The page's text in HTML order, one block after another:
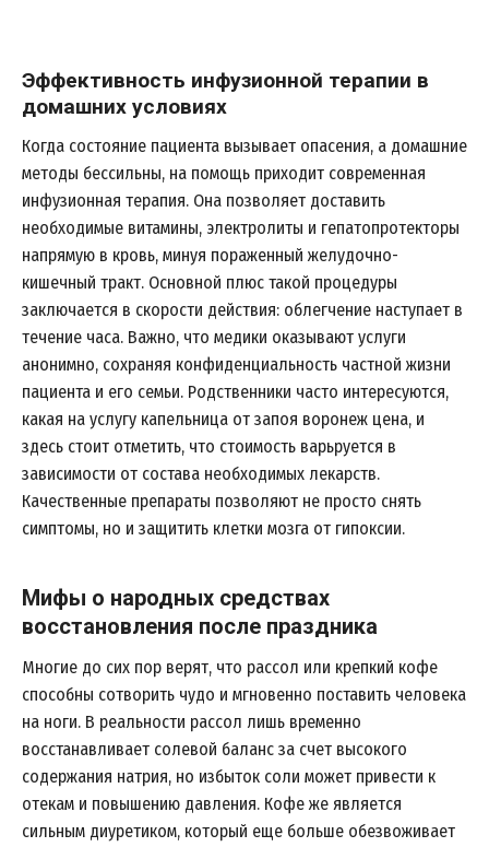
Эффективность инфузионной терапии в
домашних условиях
Когда состояние пациента вызывает опасения, а домашние
методы бессильны, на помощь приходит современная
инфузионная терапия. Она позволяет доставить
необходимые витамины, электролиты и гепатопротекторы
напрямую в кровь, минуя пораженный желудочно-
кишечный тракт. Основной плюс такой процедуры
заключается в скорости действия: облегчение наступает в
течение часа. Важно, что медики оказывают услуги
анонимно, сохраняя конфиденциальность частной жизни
пациента и его семьи. Родственники часто интересуются,
какая на услугу капельница от запоя воронеж цена, и
здесь стоит отметить, что стоимость варьруется в
зависимости от состава необходимых лекарств.
Качественные препараты позволяют не просто снять
симптомы, но и защитить клетки мозга от гипоксии.
Мифы о народных средствах
восстановления после праздника
Многие до сих пор верят, что рассол или крепкий кофе
способны сотворить чудо и мгновенно поставить человека
на ноги. В реальности рассол лишь временно
восстанавливает солевой баланс за счет высокого
содержания натрия, но избыток соли может привести к
отекам и повышению давления. Кофе же является
сильным диуретиком, который еще больше обезвоживает